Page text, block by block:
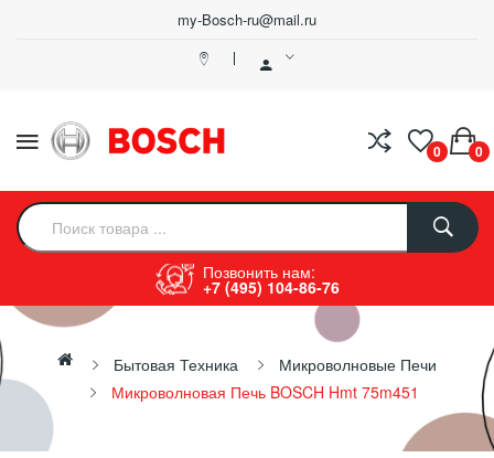
my-Bosch-ru@mail.ru
0 0
Позвонить нам:
+7 (495) 104-86-76
Бытовая Техника
Микроволновые Печи
Микроволновая Печь BOSCH Hmt 75m451